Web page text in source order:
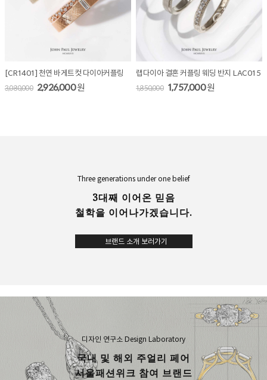
[CR1401] 천연 바게트컷 다이아커플링
3,080,000 2,926,000원
랩다이아 결혼 커플링 웨딩 반지 LAC015
1,850,000 1,757,000원
Three generations under one belief
3대째 이어온 믿음
철학을 이어나가겠습니다.
브랜드 소개 보러가기
디자인 연구소 Design Laboratory
국내 및 해외 주얼리 페어
서울패션위크 참여 브랜드